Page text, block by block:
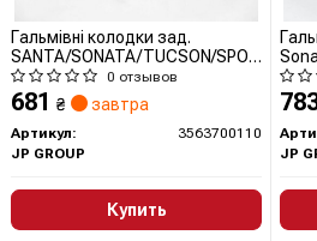
Гальмівні колодки зад.
SANTA/SONATA/TUCSON/SPORTAGE
1.4-3.5 98- (akebono)
0 отзывов
681 ₴ завтра
Артикул:
3563700110
JP GROUP
Купить
JP